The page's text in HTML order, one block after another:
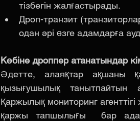
тізбегін жалғастырады.
Дроп-транзит
одан әрі өзге адамдарға
Көбіне дроппер атанатындар
Әдетте, алаяқтар ақшаны
қызығушылық танытпайтын
Қаржылық мониторинг
қаржы тапшылығы  бар